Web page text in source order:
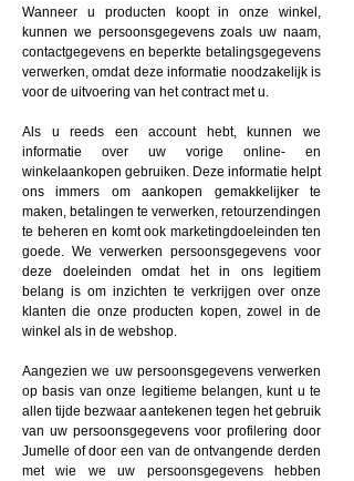
Wanneer u producten koopt in onze winkel,
kunnen we persoonsgegevens zoals uw naam,
contactgegevens en beperkte betalingsgegevens
verwerken, omdat deze informatie noodzakelijk is
voor de uitvoering van het contract met u.
Als u reeds een account hebt, kunnen we
informatie over uw vorige online- en
winkelaankopen gebruiken. Deze informatie helpt
ons immers om aankopen gemakkelijker te
maken, betalingen te verwerken, retourzendingen
te beheren en komt ook marketingdoeleinden ten
goede. We verwerken persoonsgegevens voor
deze doeleinden omdat het in ons legitiem
belang is om inzichten te verkrijgen over onze
klanten die onze producten kopen, zowel in de
winkel als in de webshop.
Aangezien we uw persoonsgegevens verwerken
op basis van onze legitieme belangen, kunt u te
allen tijde bezwaar aantekenen tegen het gebruik
van uw persoonsgegevens voor profilering door
Jumelle of door een van de ontvangende derden
met wie we uw persoonsgegevens hebben